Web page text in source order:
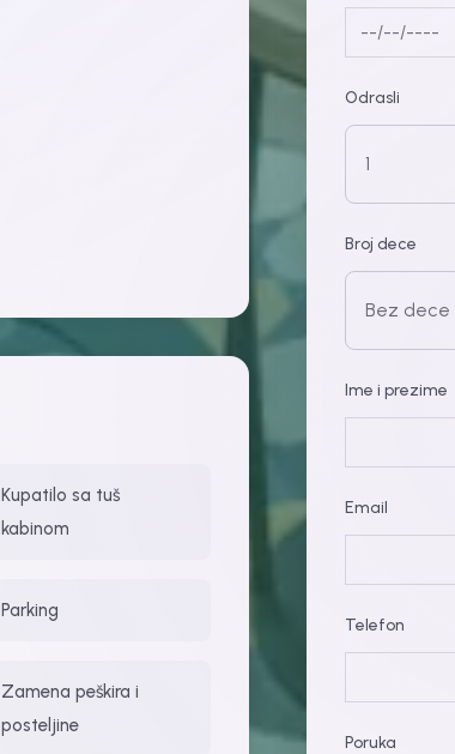
Kupatilo sa tuš
kabinom
Parking
Zamena peškira i
posteljine
Odrasli
Broj dece
Ime i prezime
Email
Telefon
Poruka